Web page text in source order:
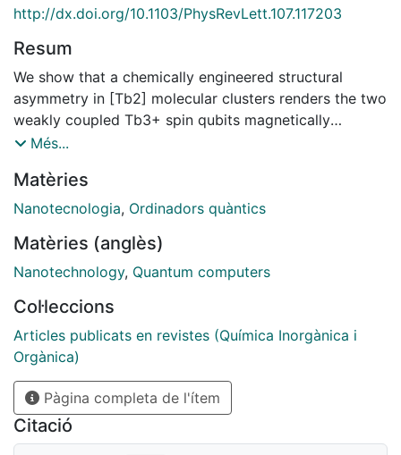
http://dx.doi.org/10.1103/PhysRevLett.107.117203
Resum
We show that a chemically engineered structural
asymmetry in [Tb2] molecular clusters renders the two
weakly coupled Tb3+ spin qubits magnetically
inequivalent. The magnetic energy level spectrum of
realize a universal CNOT quantum gate. A proposal to
realize a SWAP gate within the same molecule is also
experiments confirm that CNOT and SWAP transitions
are not forbidden.
Més...
Matèries
Nanotecnologia, Ordinadors quàntics
Matèries (anglès)
Nanotechnology, Quantum computers
Col·leccions
Articles publicats en revistes (Química Inorgànica i
Orgànica)
Pàgina completa de l'ítem
Citació